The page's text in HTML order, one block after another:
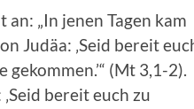
„In jenen Tagen kam
Judäa: ‚Seid bereit
(Mt 3,1-2).
bereit euch zu